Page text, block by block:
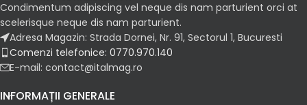
Condimentum adipiscing vel neque dis nam parturient orci at
scelerisque neque dis nam parturient.
Adresa Magazin: Strada Dornei, Nr. 91, Sectorul 1, Bucuresti
Comenzi telefonice: 0770.970.140
E-mail: contact@italmag.ro
INFORMAȚII GENERALE